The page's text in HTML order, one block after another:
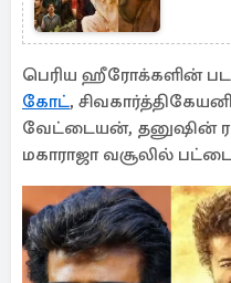
பெரிய ஹீரோக்களின்
கோட்,
வேட்டையன், தனுஷின்
மகாராஜா வசூலில்